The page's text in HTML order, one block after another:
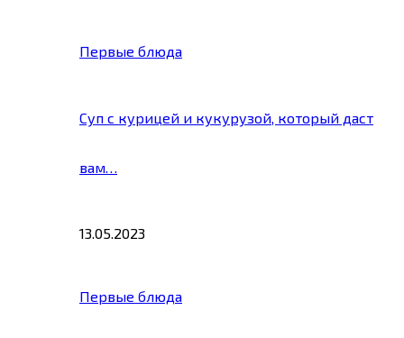
Первые блюда
Суп с курицей и кукурузой, который даст
вам…
13.05.2023
Первые блюда